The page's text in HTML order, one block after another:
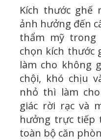
Kích thước ghế
ảnh hưởng đến
thẩm mỹ trong
chọn kích thước
làm cho không
chội, khó chịu
nhỏ thì làm
giác rời rạc và
hưởng trực tiếp
toàn bộ căn